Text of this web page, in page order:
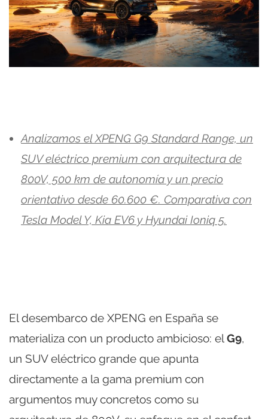
Analizamos el XPENG G9 Standard Range, un
SUV eléctrico premium con arquitectura de
800V, 500 km de autonomía y un precio
orientativo desde 60.600 €. Comparativa con
Tesla Model Y, Kia EV6 y Hyundai Ioniq 5.
El desembarco de XPENG en España se
materializa con un producto ambicioso: elG9,
un SUV eléctrico grande que apunta
directamente a la gama premium con
argumentos muy concretos como su